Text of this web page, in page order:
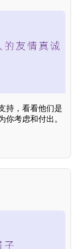
持，看看他们是
你考虑和付出。